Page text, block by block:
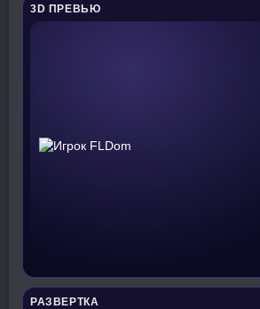
3D ПРЕВЬЮ
РАЗВЕРТКА